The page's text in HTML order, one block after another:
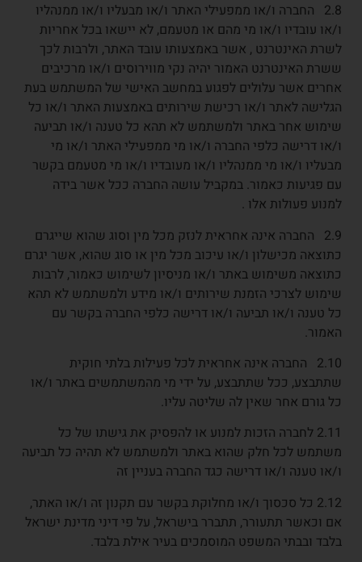
2.8 החברה ו/או ממפעילי האתר ו/או מבעליו ו/או ממנהליו
ו/או עובדיו ו/או מי מהם או מטעמם, לא יישאו בכל אחריות
לשרת האינטרנט , אשר באמצעותו עובד האתר, ולרבות לכך
ששרת האינטרנט האמור יהיה נקי מווירוסים ו/או מרכיבים
אחרים אשר עלולים לפגוע במחשב האישי של המשתמש בעת
הגלישה לאתר ו/או רכישת שירותים באמצעות האתר ו/או כל
שימוש אחר באתר ולמשתמש לא תהא כל טענה ו/או תביעה
ו/או דרישה כלפי החברה ו/או מי ממפעילי האתר ו/או מי
מבעליו ו/או מי ממנהליו ו/או מעובדיו ו/או מי מטעמם בקשר
עם פגיעות כאמור. במקביל עושה החברה ככל אשר בידה
למנוע פעולות אלו .
2.9 החברה אינה אחראית לנזק מכל מין וסוג שהוא שייגרם
כתוצאה מכישלון ו/או עיכוב מכל מין או סוג שהוא, אשר יגרם
כתוצאה משימוש באתר ו/או מניסיון לשימוש כאמור, לרבות
שימוש לצרכי הזמנת שירותים ו/או מידע ולמשתמש לא תהא
כל טענה ו/או תביעה ו/או דרישה כלפי החברה בקשר עם
האמור.
2.10 החברה אינה אחראית לכל פעילות בלתי חוקית
שתתבצע, ככל שתתבצע, על ידי מי מהמשתמשים באתר ו/או
כל גורם אחר שאין לה שליטה עליו.
2.11 לחברה הזכות למנוע או להפסיק את גישתו של כל
משתמש לכל חלק שהוא באתר ולמשתמש לא תהיה כל תביעה
ו/או טענה ו/או דרישה כגד החברה בעניין זה
2.12 כל סכסוך ו/או מחלוקת בקשר עם תקנון זה ו/או האתר,
אם וכאשר תתעורר, תתברר בישראל, על פי דיני מדינת ישראל
בלבד ובבתי המשפט המוסמכים בעיר אילת בלבד.